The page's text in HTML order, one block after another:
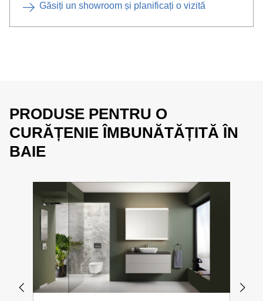
Găsiți un showroom și planificați o vizită
PRODUSE PENTRU O
CURĂȚENIE ÎMBUNĂTĂȚITĂ ÎN
BAIE